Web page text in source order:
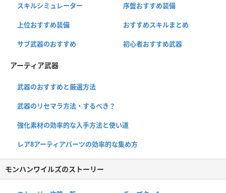
スキルシミュレーター 序盤おすすめ装備
上位おすすめ装備 おすすめスキルまとめ
サブ武器のおすすめ 初心者おすすめ武器
アーティア武器
武器のおすすめと厳選方法
武器のリセマラ方法・するべき？
強化素材の効率的な入手方法と使い道
レア8アーティアパーツの効率的な集め方
モンハンワイルズのストーリー